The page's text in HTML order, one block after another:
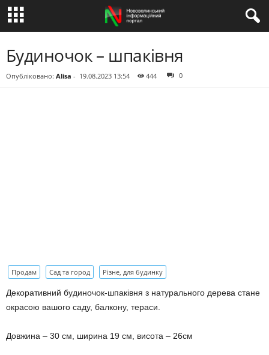
Будиночок – шпаківня
Опубліковано: Alisa - 19.08.2023 13:54 444 0
Продам Сад та город Різне, для будинку
Декоративний будиночок-шпаківня з натурального дерева стане
окрасою вашого саду, балкону, тераси.
Довжина – 30 см, ширина 19 см, висота – 26см